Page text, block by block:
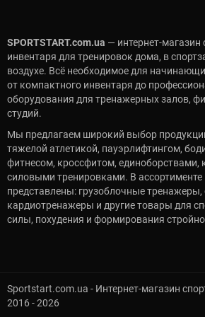
Разнообразие моделей — от
профессиональных для фитнес-
Удобная регулировка углов и
комплексной тренировки всего
Купить скамьи для жима
SPORTSTART.com.ua
Интернет-магазин
продавец Marbo Sport в Украине. Здесь
модель под ваши цели спорта, фитнеса
тренировок и быть уверенными в
100% оригинальная продукция
Актуальные цены и честные
проверенные специалистами.
SPORTSTART.com.ua — интернет-магазин
инвентаря для тренировок дома, в
воздухе. Всё необходимое для
от компактного инвентаря до
оборудования для тренажерных залов,
студий.
Мы предлагаем широкий выбор
тяжелой атлетикой, пауэрлифтингом,
фитнесом, кроссфитом, единоборствами,
силовыми тренировками. В ассортименте
представлены: грузоблочные тренажеры,
кардиотренажеры и другие товары для
силы, похудения и формирования
Sportstart.com.ua - Интернет-магазин
2016 - 2026